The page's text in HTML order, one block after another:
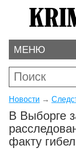
МЕНЮ
Новости →
В Выборге
факту